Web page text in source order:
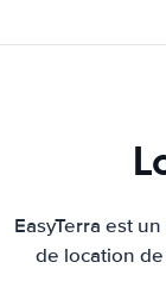
EasyTerra est
de location